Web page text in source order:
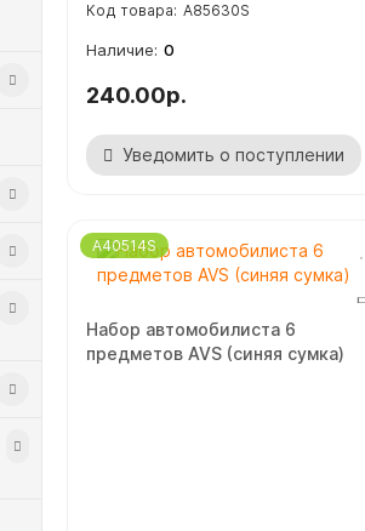
A85630S
0
240.00р.
Уведомить о поступлении
A40514S
Набор автомобилиста 6
предметов AVS (синяя сумка)